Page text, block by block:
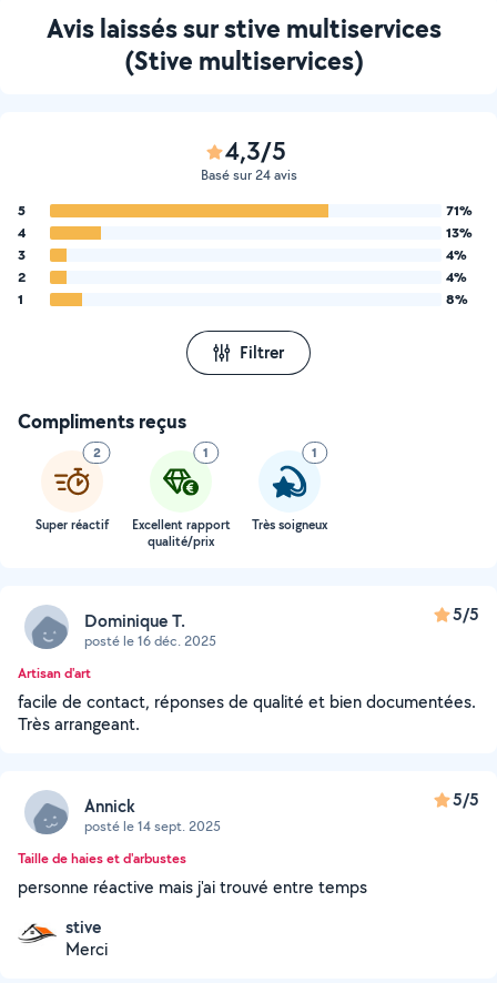
Avis laissés sur stive multiservices
(Stive multiservices)
4,3/5
Basé sur 24 avis
5
71%
4
13%
3
4%
2
4%
1
8%
Filtrer
Compliments reçus
2
Super réactif
1
Excellent rapport
qualité/prix
1
Très soigneux
Dominique T.
posté le 16 déc. 2025
5/5
Artisan d'art
facile de contact, réponses de qualité et bien documentées.
Très arrangeant.
Annick
posté le 14 sept. 2025
5/5
Taille de haies et d'arbustes
personne réactive mais j'ai trouvé entre temps
stive
Merci